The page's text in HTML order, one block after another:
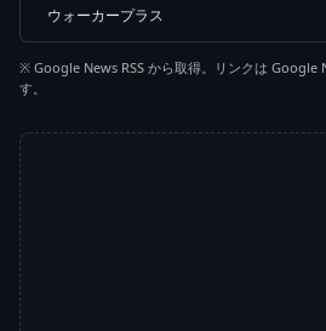
ウォーカープラス
※ Google News RSS から取得。リンクは Google
す。